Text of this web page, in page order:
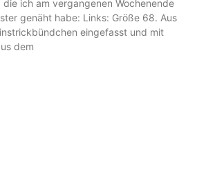
ich am vergangenen Wochenende
genäht habe: Links: Größe 68. Aus
eingefasst und mit
dem